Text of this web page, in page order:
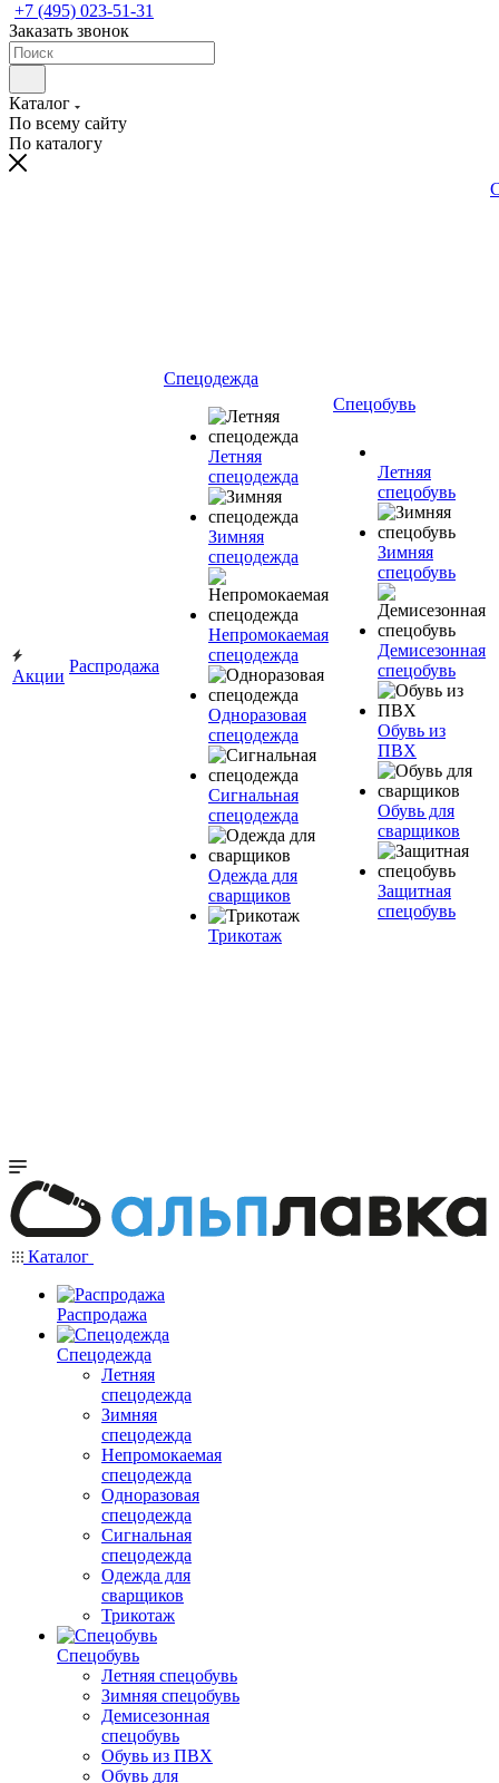
+7 (495) 023-51-31
Заказать звонок
Каталог
По всему сайту
По каталогу
Акции
Распродажа
Спецодежда
Летняя
спецодежда
Зимняя
спецодежда
Непромокаемая
спецодежда
Одноразовая
спецодежда
Сигнальная
спецодежда
Одежда для
сварщиков
Трикотаж
Спецобувь
Летняя
спецобувь
Зимняя
спецобувь
Демисезонная
спецобувь
Обувь из
ПВХ
Обувь для
сварщиков
Защитная
спецобувь
Каталог
Распродажа
Спецодежда
Летняя
спецодежда
Зимняя
спецодежда
Непромокаемая
спецодежда
Одноразовая
спецодежда
Сигнальная
спецодежда
Одежда для
сварщиков
Трикотаж
Спецобувь
Летняя спецобувь
Зимняя спецобувь
Демисезонная
спецобувь
Обувь из ПВХ
Обувь для